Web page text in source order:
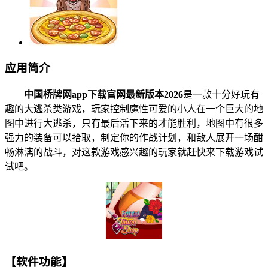
应用简介
中国桥牌网app下载官网最新版本2026是一款十分好玩有
趣的大逃杀类游戏，玩家控制魔性可爱的小人在一个巨大的地
图中进行大逃杀，只有最后活下来的才能胜利，地图中有很多
强力的装备可以拾取，制定你的作战计划，和敌人展开一场酣
畅淋漓的战斗，对这款游戏感兴趣的玩家就赶快来下载游戏试
试吧。
【软件功能】